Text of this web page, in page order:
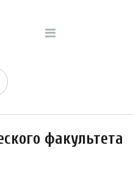
факультета